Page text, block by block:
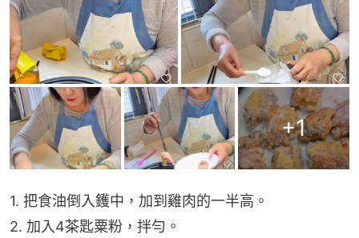
+1
1. 把食油倒入鑊中，加到雞肉的一半高。
2. 加入4茶匙粟粉，拌勻。